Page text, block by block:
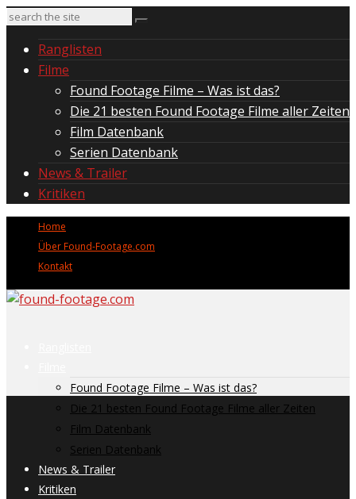
Ranglisten
Filme
Found Footage Filme – Was ist das?
Die 21 besten Found Footage Filme aller Zeiten
Film Datenbank
Serien Datenbank
News & Trailer
Kritiken
Home
Über Found-Footage.com
Kontakt
Found Footage Filme – Was ist das?
Die 21 besten Found Footage Filme aller Zeiten
Film Datenbank
Serien Datenbank
News & Trailer
Kritiken